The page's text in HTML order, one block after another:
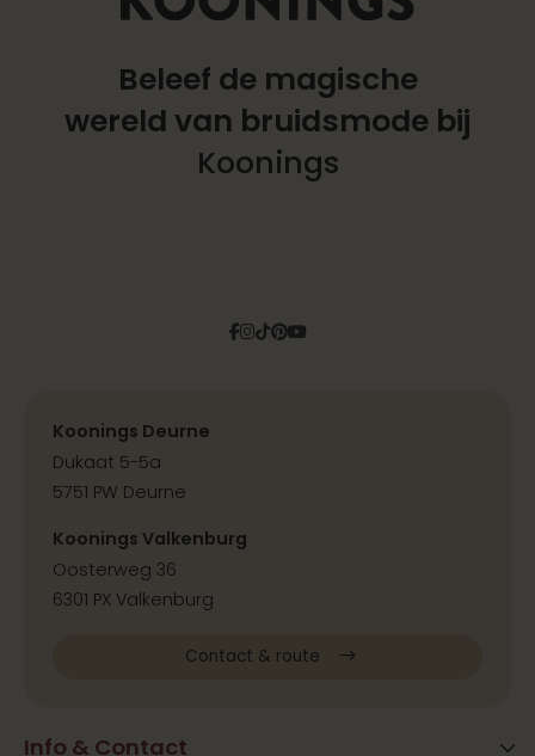
Beleef de magische
wereld van bruidsmode bij
Koonings
Facebook
Instagram
Tiktok
Pinterest
YouTube
Info & Contact
Koonings Deurne
Dukaat 5-5a
5751 PW Deurne
Koonings Valkenburg
Oosterweg 36
6301 PX Valkenburg
Contact & route